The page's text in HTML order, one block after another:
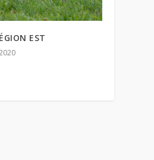
EST